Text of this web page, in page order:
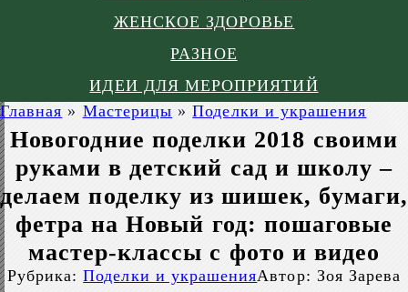
ЖЕНСКОЕ ЗДОРОВЬЕ
РАЗНОЕ
ИДЕИ ДЛЯ МЕРОПРИЯТИЙ
Главная » Мастерицы » Поделки и украшения
Новогодние поделки 2018 своими
руками в детский сад и школу –
делаем поделку из шишек, бумаги,
фетра на Новый год: пошаговые
мастер-классы с фото и видео
Рубрика: Поделки и украшенияАвтор: Зоя Зарева